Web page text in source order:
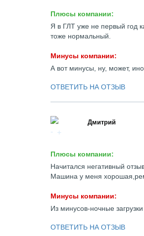
Плюсы компании:
Я в ГЛТ уже не первый год
тоже нормальный.
Минусы компании:
А вот минусы, ну, может,
ОТВЕТИТЬ НА ОТЗЫВ
Дмитрий
Плюсы компании:
Начитался негативный
Машина у меня
Минусы компании:
Из минусов-ночные
ОТВЕТИТЬ НА ОТЗЫВ